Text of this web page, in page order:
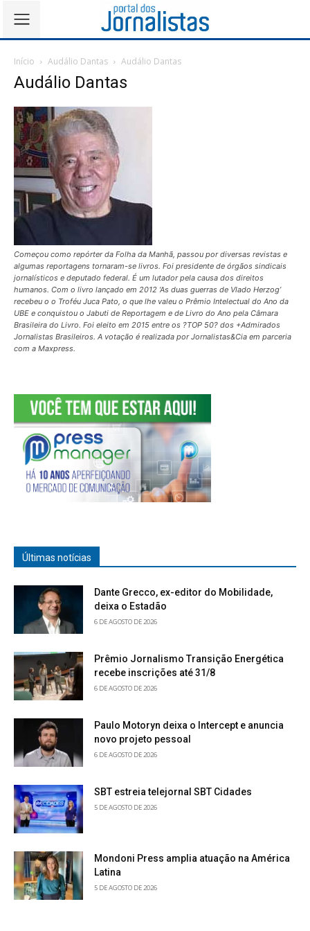
Início Audálio Dantas Audálio Dantas
Audálio Dantas
Começou como repórter da Folha da Manhã, passou por diversas revistas e
algumas reportagens tornaram-se livros. Foi presidente de órgãos sindicais
jornalísticos e deputado federal. É um lutador pela causa dos direitos
humanos. Com o livro lançado em 2012 ‘As duas guerras de Vlado Herzog’
recebeu o o Troféu Juca Pato, o que lhe valeu o Prêmio Intelectual do Ano da
UBE e conquistou o Jabuti de Reportagem e de Livro do Ano pela Câmara
Brasileira do Livro. Foi eleito em 2015 entre os ?TOP 50? dos +Admirados
Jornalistas Brasileiros. A votação é realizada por Jornalistas&Cia em parceria
com a Maxpress.
Últimas notícias
Dante Grecco, ex-editor do Mobilidade,
deixa o Estadão
6 DE AGOSTO DE 2026
Prêmio Jornalismo Transição Energética
recebe inscrições até 31/8
6 DE AGOSTO DE 2026
Paulo Motoryn deixa o Intercept e anuncia
novo projeto pessoal
6 DE AGOSTO DE 2026
SBT estreia telejornal SBT Cidades
5 DE AGOSTO DE 2026
Mondoni Press amplia atuação na América
Latina
5 DE AGOSTO DE 2026